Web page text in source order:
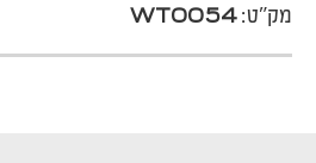
מק"ט:WT0054